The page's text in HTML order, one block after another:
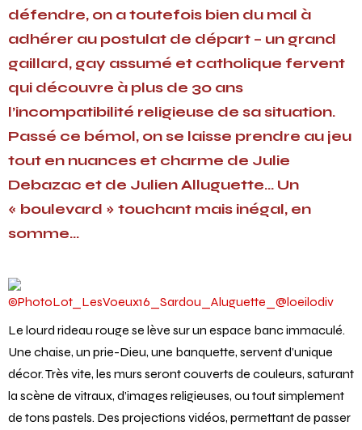
défendre, on a toutefois bien du mal à
adhérer au postulat de départ – un grand
gaillard, gay assumé et catholique fervent
qui découvre à plus de 30 ans
l’incompatibilité religieuse de sa situation.
Passé ce bémol, on se laisse prendre au jeu
tout en nuances et charme de Julie
Debazac et de Julien Alluguette… Un
« boulevard » touchant mais inégal, en
somme…
Le lourd rideau rouge se lève sur un espace banc immaculé.
Une chaise, un prie-Dieu, une banquette, servent d’unique
décor. Très vite, les murs seront couverts de couleurs, saturant
la scène de vitraux, d’images religieuses, ou tout simplement
de tons pastels. Des projections vidéos, permettant de passer